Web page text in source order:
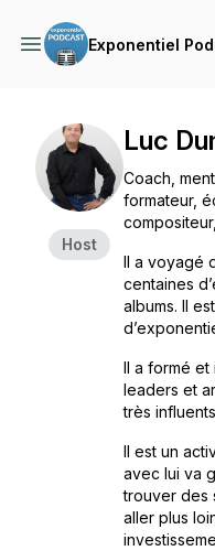
Exponentiel
Host
Luc
Coach,
formateur,
Il a voyagé
centaines
albums. Il
Il a formé
leaders et
très
Il est un
avec lui va
trouver des
aller plus